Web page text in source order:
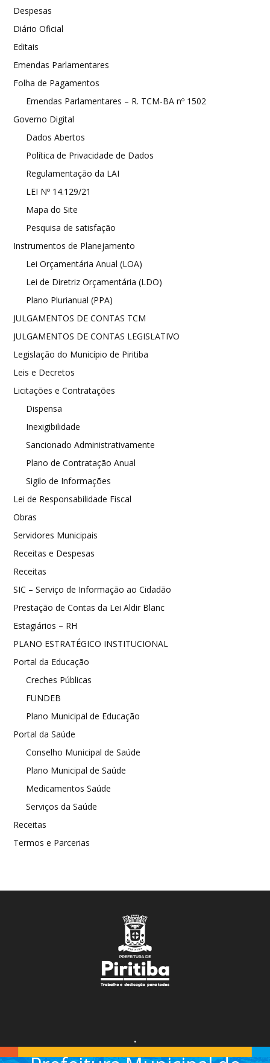
Despesas
Diário Oficial
Editais
Emendas Parlamentares
Folha de Pagamentos
Emendas Parlamentares – R. TCM-BA nº 1502
Governo Digital
Dados Abertos
Política de Privacidade de Dados
Regulamentação da LAI
LEI Nº 14.129/21
Mapa do Site
Pesquisa de satisfação
Instrumentos de Planejamento
Lei Orçamentária Anual (LOA)
Lei de Diretriz Orçamentária (LDO)
Plano Plurianual (PPA)
JULGAMENTOS DE CONTAS TCM
JULGAMENTOS DE CONTAS LEGISLATIVO
Legislação do Município de Piritiba
Leis e Decretos
Licitações e Contratações
Dispensa
Inexigibilidade
Sancionado Administrativamente
Plano de Contratação Anual
Sigilo de Informações
Lei de Responsabilidade Fiscal
Obras
Servidores Municipais
Receitas e Despesas
Receitas
SIC – Serviço de Informação ao Cidadão
Prestação de Contas da Lei Aldir Blanc
Estagiários – RH
PLANO ESTRATÉGICO INSTITUCIONAL
Portal da Educação
Creches Públicas
FUNDEB
Plano Municipal de Educação
Portal da Saúde
Conselho Municipal de Saúde
Plano Municipal de Saúde
Medicamentos Saúde
Serviços da Saúde
Receitas
Termos e Parcerias
.